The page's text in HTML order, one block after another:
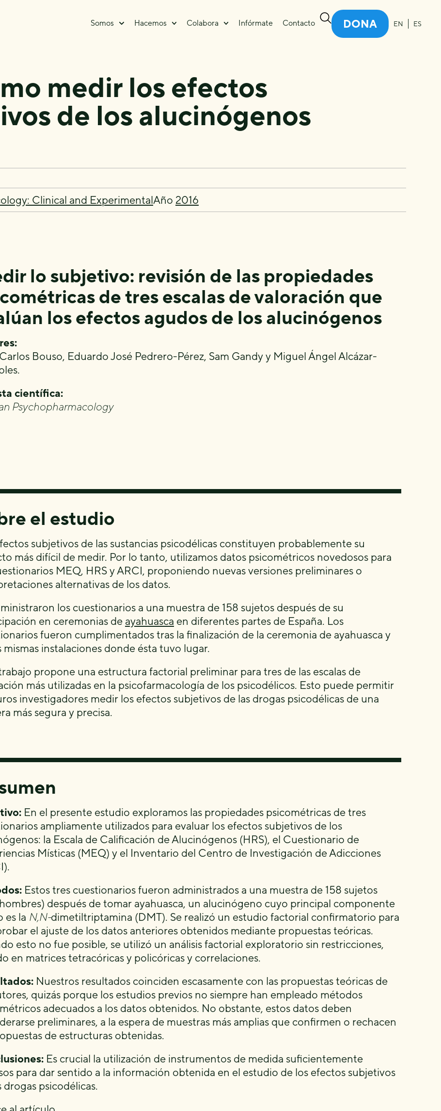
Somos Hacemos Colabora Infórmate Contacto DONA EN ES
medir los efectos
de los alucinógenos
Clinical and ExperimentalAño 2016
lo subjetivo: revisión de las propiedades
de tres escalas de valoración que
los efectos agudos de los alucinógenos
Bouso, Eduardo José Pedrero-Pérez, Sam Gandy y Miguel Ángel Alcázar-
científica:
Psychopharmacology
el estudio
subjetivos de las sustancias psicodélicas constituyen probablemente su
más difícil de medir. Por lo tanto, utilizamos datos psicométricos novedosos para
MEQ, HRS y ARCI, proponiendo nuevas versiones preliminares o
alternativas de los datos.
los cuestionarios a una muestra de 158 sujetos después de su
en ceremonias de ayahuasca en diferentes partes de España. Los
fueron cumplimentados tras la finalización de la ceremonia de ayahuasca y
mismas instalaciones donde ésta tuvo lugar.
propone una estructura factorial preliminar para tres de las escalas de
más utilizadas en la psicofarmacología de los psicodélicos. Esto puede permitir
investigadores medir los efectos subjetivos de las drogas psicodélicas de una
más segura y precisa.
En el presente estudio exploramos las propiedades psicométricas de tres
ampliamente utilizados para evaluar los efectos subjetivos de los
la Escala de Calificación de Alucinógenos (HRS), el Cuestionario de
Místicas (MEQ) y el Inventario del Centro de Investigación de Adicciones
Estos tres cuestionarios fueron administrados a una muestra de 158 sujetos
después de tomar ayahuasca, un alucinógeno cuyo principal componente
es la N,N-dimetiltriptamina (DMT). Se realizó un estudio factorial confirmatorio para
el ajuste de los datos anteriores obtenidos mediante propuestas teóricas.
esto no fue posible, se utilizó un análisis factorial exploratorio sin restricciones,
en matrices tetracóricas y policóricas y correlaciones.
Nuestros resultados coinciden escasamente con las propuestas teóricas de
quizás porque los estudios previos no siempre han empleado métodos
adecuados a los datos obtenidos. No obstante, estos datos deben
preliminares, a la espera de muestras más amplias que confirmen o rechacen
de estructuras obtenidas.
Es crucial la utilización de instrumentos de medida suficientemente
para dar sentido a la información obtenida en el estudio de los efectos subjetivos
drogas psicodélicas.